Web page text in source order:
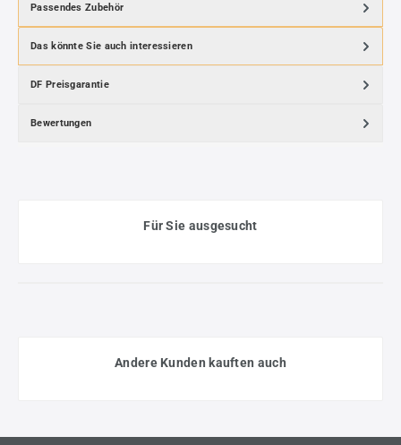
Passendes Zubehör
Das könnte Sie auch interessieren
DF Preisgarantie
Bewertungen
Für Sie ausgesucht
Andere Kunden kauften auch